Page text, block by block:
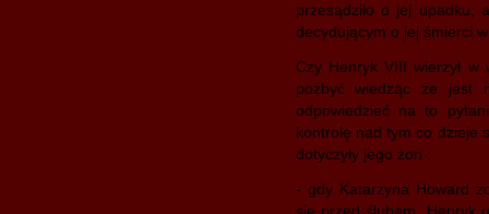
przesądziło o jej upadku,
decydującym o jej śmierci
Czy Henryk VIII wierzył
pozbyć wiedząc że jest
odpowiedzieć na to
kontrolę nad tym co dzieje
dotyczyły jego żon :
- gdy Katarzyna Howard